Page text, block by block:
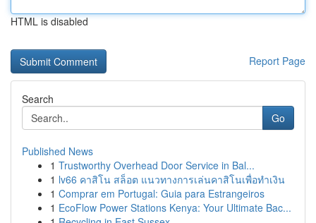
HTML is disabled
Report Page
Search
Go
Published News
1 Trustworthy Overhead Door Service in Bal...
1 lv66 คาสิโน สล็อต แนวทางการเล่นคาสิโนเพื่อทำเงิน
1 Comprar em Portugal: Guia para Estrangeiros
1 EcoFlow Power Stations Kenya: Your Ultimate Bac...